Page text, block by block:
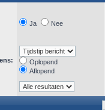
Ja Nee
Oplopend
Aflopend